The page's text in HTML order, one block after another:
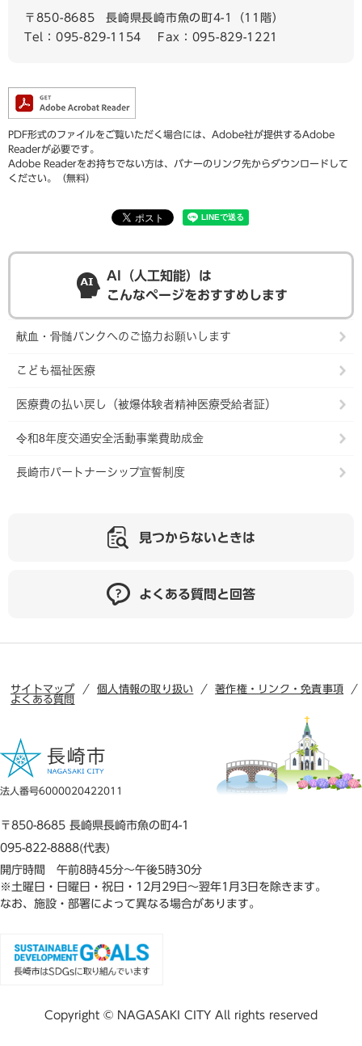
〒850-8685
長崎県長崎市魚の町4-1（11階）
Tel：095-829-1154
Fax：095-829-1221
PDF形式のファイルをご覧いただく場合には、Adobe社が提供するAdobe
Readerが必要です。
Adobe Readerをお持ちでない方は、バナーのリンク先からダウンロードして
ください。（無料）
AI（人工知能）は
こんなページをおすすめします
献血・骨髄バンクへのご協力お願いします
こども福祉医療
医療費の払い戻し（被爆体験者精神医療受給者証）
令和8年度交通安全活動事業費助成金
長崎市パートナーシップ宣誓制度
見つからないときは
よくある質問と回答
サイトマップ 個人情報の取り扱い
著作権・リンク・免責事項
よくある質問
法人番号6000020422011
〒850-8685 長崎県長崎市魚の町4-1
095-822-8888(代表)
開庁時間 午前8時45分～午後5時30分
※土曜日・日曜日・祝日・12月29日～翌年1月3日を除きます。
なお、施設・部署によって異なる場合があります。
Copyright © NAGASAKI CITY All rights reserved